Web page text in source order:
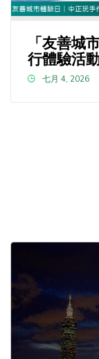
「友善城
行體驗活
七月 4, 2026